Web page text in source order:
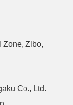
Zone, Zibo,
Co., Ltd.